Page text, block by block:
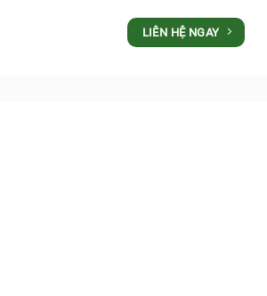
LIÊN HỆ NGAY